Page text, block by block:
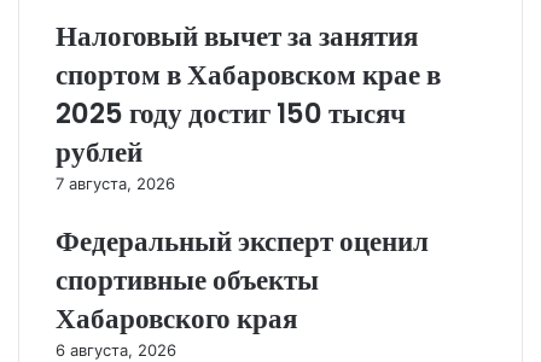
Налоговый вычет за занятия
спортом в Хабаровском крае в
2025 году достиг 150 тысяч
рублей
7 августа, 2026
Федеральный эксперт оценил
спортивные объекты
Хабаровского края
6 августа, 2026